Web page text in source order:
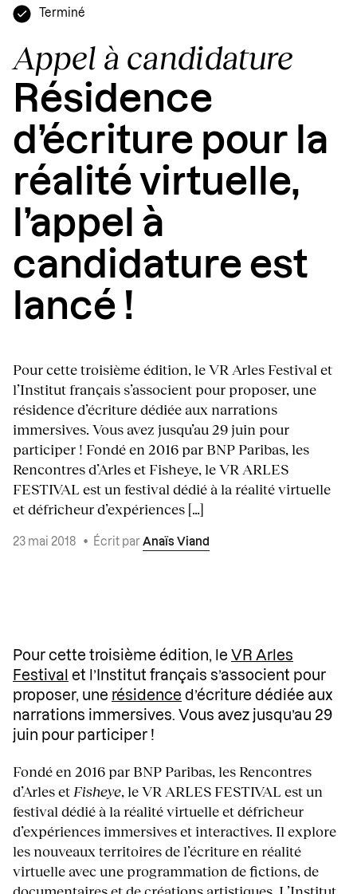
Terminé
Appel à candidature
Résidence
d’écriture pour la
réalité virtuelle,
l’appel à
candidature est
lancé !
Pour cette troisième édition, le VR Arles Festival et
l’Institut français s’associent pour proposer, une
résidence d’écriture dédiée aux narrations
immersives. Vous avez jusqu’au 29 juin pour
participer ! Fondé en 2016 par BNP Paribas, les
Rencontres d’Arles et Fisheye, le VR ARLES
FESTIVAL est un festival dédié à la réalité virtuelle
et défricheur d’expériences […]
23 mai 2018 • Écrit par Anaïs Viand
Pour cette troisième édition, le VR Arles
Festival et l’Institut français s’associent pour
proposer, une résidence d’écriture dédiée aux
narrations immersives. Vous avez jusqu’au 29
juin pour participer !
Fondé en 2016 par BNP Paribas, les Rencontres
d’Arles et Fisheye, le VR ARLES FESTIVAL est un
festival dédié à la réalité virtuelle et défricheur
d’expériences immersives et interactives. Il explore
les nouveaux territoires de l’écriture en réalité
virtuelle avec une programmation de fictions, de